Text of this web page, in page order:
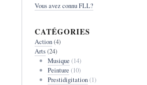
Vous avez connu FLL?
CATÉGORIES
Action(4)
Arts(24)
Musique (14)
Peinture (10)
Prestidigitation(1)